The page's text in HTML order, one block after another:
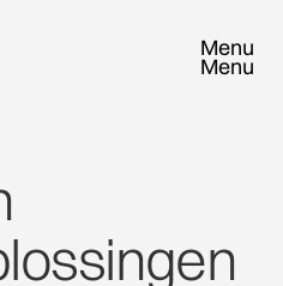
Menu
Menu
Close